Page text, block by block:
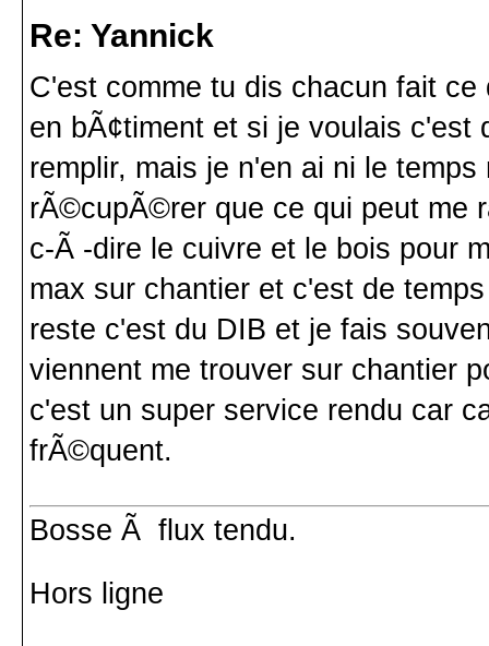
Re: Yannick
C'est comme tu dis chacun fait
en bÃ¢timent et si je voulais c'est
remplir, mais je n'en ai ni le
rÃ©cupÃ©rer que ce qui peut me
c-Ã -dire le cuivre et le bois pour
max sur chantier et c'est de
reste c'est du DIB et je fais
viennent me trouver sur chantier
c'est un super service rendu car
frÃ©quent.
Bosse Ã flux tendu.
Hors ligne